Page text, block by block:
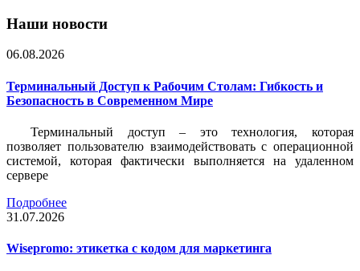
Наши новости
06.08.2026
Терминальный Доступ к Рабочим Столам: Гибкость и
Безопасность в Современном Мире
Терминальный доступ – это технология, которая
позволяет пользователю взаимодействовать с операционной
системой, которая фактически выполняется на удаленном
сервере
Подробнее
31.07.2026
Wisepromo: этикетка c кодом для маркетинга